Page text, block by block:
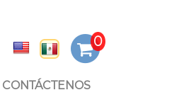
CONTÁCTENOS